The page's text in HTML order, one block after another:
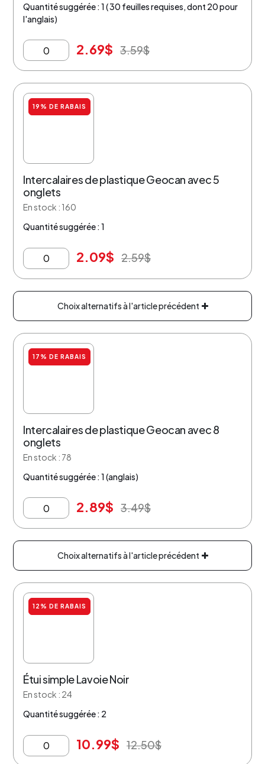
Quantité suggérée : 1 ( 30 feuilles requises, dont 20 pour
l'anglais)
2.69$ 3.59$
19% DE RABAIS
Intercalaires de plastique Geocan avec 5
onglets
En stock : 160
Quantité suggérée : 1
2.09$ 2.59$
Choix alternatifs à l'article précédent
17% DE RABAIS
Intercalaires de plastique Geocan avec 8
onglets
En stock : 78
Quantité suggérée : 1 (anglais)
2.89$ 3.49$
Choix alternatifs à l'article précédent
12% DE RABAIS
Étui simple Lavoie Noir
En stock : 24
Quantité suggérée : 2
10.99$ 12.50$